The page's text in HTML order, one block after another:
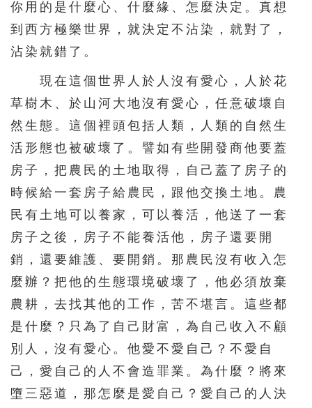
你用的是什麼心、什麼緣、怎麼決定。真想
到西方極樂世界，就決定不沾染，就對了，
沾染就錯了。
現在這個世界人於人沒有愛心，人於花
草樹木、於山河大地沒有愛心，任意破壞自
然生態。這個裡頭包括人類，人類的自然生
活形態也被破壞了。譬如有些開發商他要蓋
房子，把農民的土地取得，自己蓋了房子的
時候給一套房子給農民，跟他交換土地。農
民有土地可以養家，可以養活，他送了一套
房子之後，房子不能養活他，房子還要開
銷，還要維護、要開銷。那農民沒有收入怎
麼辦？把他的生態環境破壞了，他必須放棄
農耕，去找其他的工作，苦不堪言。這些都
是什麼？只為了自己財富，為自己收入不顧
別人，沒有愛心。他愛不愛自己？不愛自
己，愛自己的人不會造罪業。為什麼？將來
墮三惡道，那怎麼是愛自己？愛自己的人決